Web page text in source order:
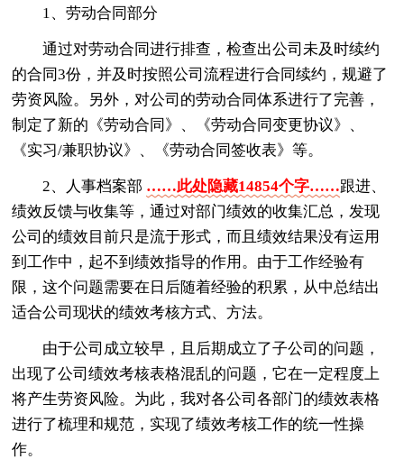
1、劳动合同部分
通过对劳动合同进行排查，检查出公司未及时续约
的合同3份，并及时按照公司流程进行合同续约，规避了
劳资风险。另外，对公司的劳动合同体系进行了完善，
制定了新的《劳动合同》、《劳动合同变更协议》、
《实习/兼职协议》、《劳动合同签收表》等。
2、人事档案部 ……此处隐藏14854个字……跟进、
绩效反馈与收集等，通过对部门绩效的收集汇总，发现
公司的绩效目前只是流于形式，而且绩效结果没有运用
到工作中，起不到绩效指导的作用。由于工作经验有
限，这个问题需要在日后随着经验的积累，从中总结出
适合公司现状的绩效考核方式、方法。
由于公司成立较早，且后期成立了子公司的问题，
出现了公司绩效考核表格混乱的问题，它在一定程度上
将产生劳资风险。为此，我对各公司各部门的绩效表格
进行了梳理和规范，实现了绩效考核工作的统一性操
作。